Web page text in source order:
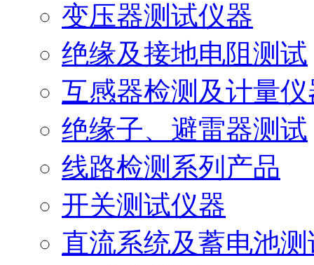
变压器测试仪器
绝缘及接地电阻测试
互感器检测及计量仪
绝缘子、避雷器测试
线路检测系列产品
开关测试仪器
直流系统及蓄电池测